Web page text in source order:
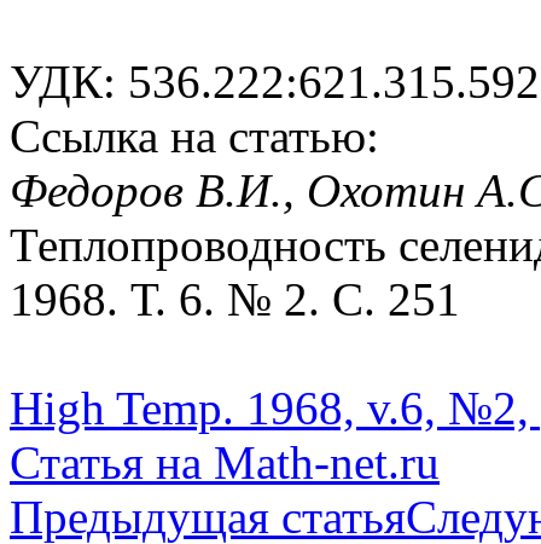
УДК: 536.222:621.315.592
Ссылка на статью:
Федоров В.И., Охотин
Теплопроводность
1968. Т. 6. № 2. С. 251
High Temp. 1968, v.6, №2,
Статья на Math-net.ru
Предыдущая статья